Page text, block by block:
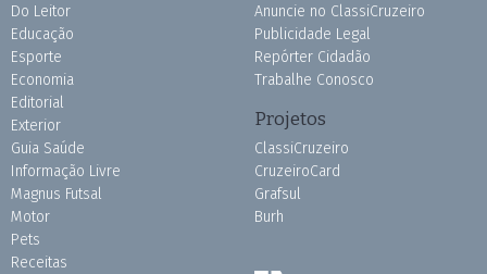
Do Leitor
Educação
Esporte
Economia
Editorial
Exterior
Guia Saúde
Informação Livre
Magnus Futsal
Motor
Pets
Receitas
Anuncie no ClassiCruzeiro
Publicidade Legal
Repórter Cidadão
Trabalhe Conosco
Projetos
ClassiCruzeiro
CruzeiroCard
Grafsul
Burh